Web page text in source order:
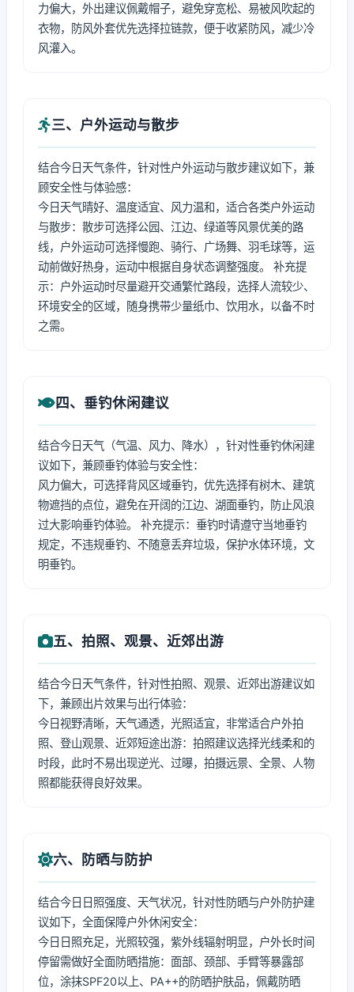
力偏大，外出建议佩戴帽子，避免穿宽松、易被风吹起的
衣物，防风外套优先选择拉链款，便于收紧防风，减少冷
风灌入。
三、户外运动与散步
结合今日天气条件，针对性户外运动与散步建议如下，兼
顾安全性与体验感：
今日天气晴好、温度适宜、风力温和，适合各类户外运动
与散步：散步可选择公园、江边、绿道等风景优美的路
线，户外运动可选择慢跑、骑行、广场舞、羽毛球等，运
动前做好热身，运动中根据自身状态调整强度。 补充提
示：户外运动时尽量避开交通繁忙路段，选择人流较少、
环境安全的区域，随身携带少量纸巾、饮用水，以备不时
之需。
四、垂钓休闲建议
结合今日天气（气温、风力、降水），针对性垂钓休闲建
议如下，兼顾垂钓体验与安全性：
风力偏大，可选择背风区域垂钓，优先选择有树木、建筑
物遮挡的点位，避免在开阔的江边、湖面垂钓，防止风浪
过大影响垂钓体验。 补充提示：垂钓时请遵守当地垂钓
规定，不违规垂钓、不随意丢弃垃圾，保护水体环境，文
明垂钓。
五、拍照、观景、近郊出游
结合今日天气条件，针对性拍照、观景、近郊出游建议如
下，兼顾出片效果与出行体验：
今日视野清晰，天气通透，光照适宜，非常适合户外拍
照、登山观景、近郊短途出游：拍照建议选择光线柔和的
时段，此时不易出现逆光、过曝，拍摄远景、全景、人物
照都能获得良好效果。
六、防晒与防护
结合今日日照强度、天气状况，针对性防晒与户外防护建
议如下，全面保障户外休闲安全：
今日日照充足，光照较强，紫外线辐射明显，户外长时间
停留需做好全面防晒措施：面部、颈部、手臂等暴露部
位，涂抹SPF20以上、PA++的防晒护肤品，佩戴防晒